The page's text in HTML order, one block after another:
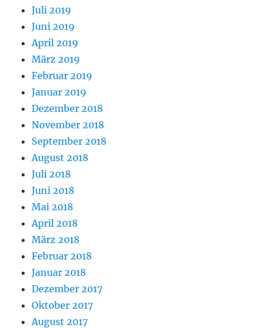
Juli 2019
Juni 2019
April 2019
März 2019
Februar 2019
Januar 2019
Dezember 2018
November 2018
September 2018
August 2018
Juli 2018
Juni 2018
Mai 2018
April 2018
März 2018
Februar 2018
Januar 2018
Dezember 2017
Oktober 2017
August 2017